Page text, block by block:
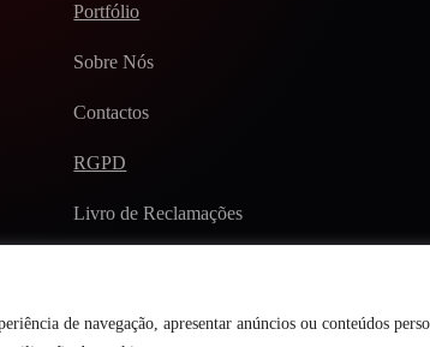
de navegação, apresentar anúncios ou conteúdos
Portfólio
Sobre Nós
Contactos
RGPD
Livro de Reclamações